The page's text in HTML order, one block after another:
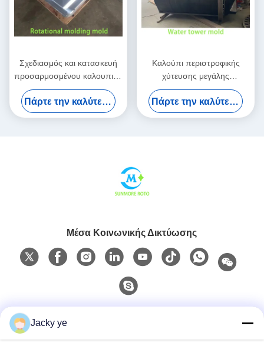
Σχεδιασμός και κατασκευή
προσαρμοσμένου καλουπιού
Rotomolding για βιομηχανικά
κοίλα προϊόντα
Πάρτε την καλύτερη τιμή
Καλούπι περιστροφικής
χύτευσης μεγάλης
χωρητικότητας PT1500 για
κεντρικά συστήματα
παροχής νερού
Πάρτε την καλύτερη τιμή
Μέσα Κοινωνικής Δικτύωσης
Jacky ye